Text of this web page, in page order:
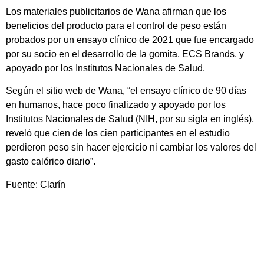
Los materiales publicitarios de Wana afirman que los
beneficios del producto para el control de peso están
probados por un ensayo clínico de 2021 que fue encargado
por su socio en el desarrollo de la gomita, ECS Brands, y
apoyado por los Institutos Nacionales de Salud.
Según el sitio web de Wana, “el ensayo clínico de 90 días
en humanos, hace poco finalizado y apoyado por los
Institutos Nacionales de Salud (NIH, por su sigla en inglés),
reveló que cien de los cien participantes en el estudio
perdieron peso sin hacer ejercicio ni cambiar los valores del
gasto calórico diario”.
Fuente: Clarín